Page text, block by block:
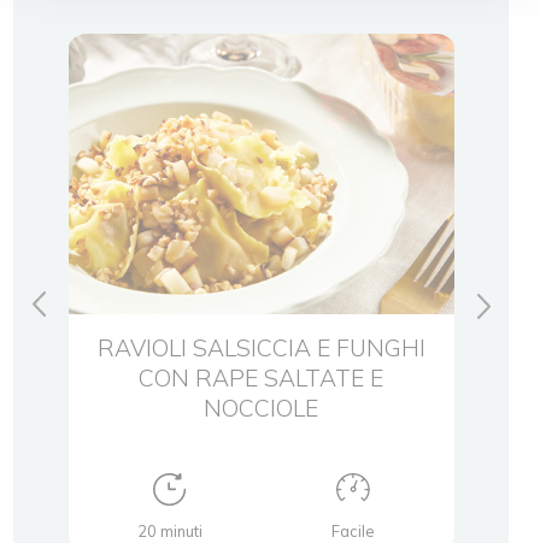
RAVIOLI SALSICCIA E FUNGHI
CON RAPE SALTATE E
NOCCIOLE
20 minuti Facile